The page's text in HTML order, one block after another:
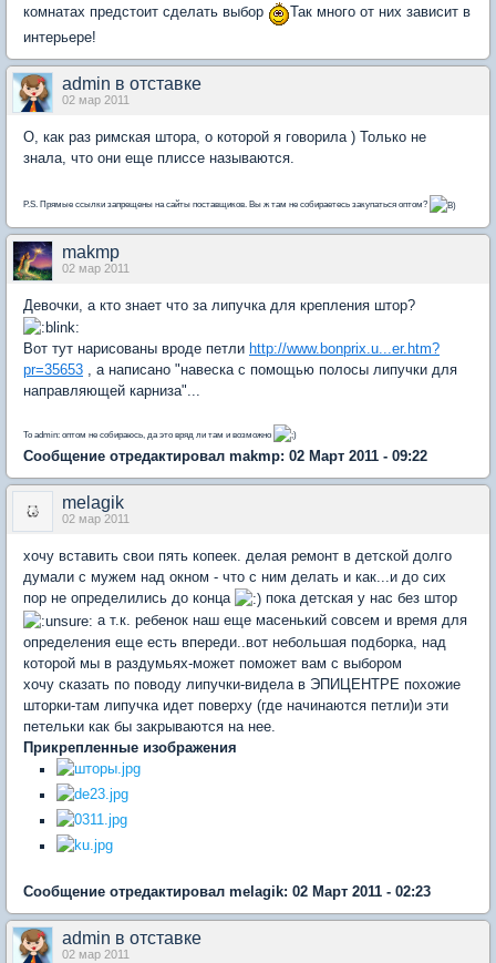
комнатах предстоит сделать выбор
Так много от них зависит в
интерьере!
admin в отставке
02 мар 2011
О, как раз римская штора, о которой я говорила ) Только не
знала, что они еще плиссе называются.
P.S. Прямые ссылки запрещены на сайты поставщиков. Вы ж там не собираетесь закупаться оптом?
makmp
02 мар 2011
Девочки, а кто знает что за липучка для крепления штор?
Вот тут нарисованы вроде петли http://www.bonprix.u...er.htm?
pr=35653 , а написано "навеска с помощью полосы липучки для
направляющей карниза"...
To admin: оптом не собираюсь, да это вряд ли там и возможно
Сообщение отредактировал makmp: 02 Март 2011 - 09:22
melagik
02 мар 2011
хочу вставить свои пять копеек. делая ремонт в детской долго
думали с мужем над окном - что с ним делать и как...и до сих
пор не определились до конца
пока детская у нас без штор
а т.к. ребенок наш еще масенький совсем и время для
определения еще есть впереди..вот небольшая подборка, над
которой мы в раздумьях-может поможет вам с выбором
хочу сказать по поводу липучки-видела в ЭПИЦЕНТРЕ похожие
шторки-там липучка идет поверху (где начинаются петли)и эти
петельки как бы закрываются на нее.
Прикрепленные изображения
Сообщение отредактировал melagik: 02 Март 2011 - 02:23
admin в отставке
02 мар 2011